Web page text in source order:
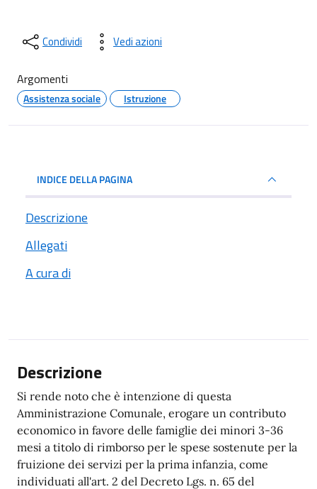
Condividi Vedi azioni
Argomenti
Assistenza sociale Istruzione
INDICE DELLA PAGINA
Descrizione
Allegati
A cura di
Descrizione
Si rende noto che è intenzione di questa
Amministrazione Comunale, erogare un contributo
economico in favore delle famiglie dei minori 3-36
mesi a titolo di rimborso per le spese sostenute per la
fruizione dei servizi per la prima infanzia, come
individuati all'art. 2 del Decreto Lgs. n. 65 del